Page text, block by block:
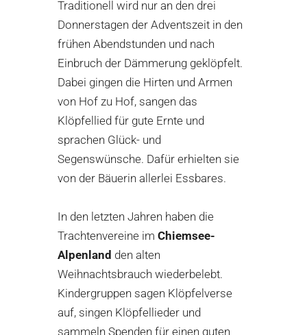
Traditionell wird nur an den drei
Donnerstagen der Adventszeit in den
frühen Abendstunden und nach
Einbruch der Dämmerung geklöpfelt.
Dabei gingen die Hirten und Armen
von Hof zu Hof, sangen das
Klöpfellied für gute Ernte und
sprachen Glück- und
Segenswünsche. Dafür erhielten sie
von der Bäuerin allerlei Essbares.
In den letzten Jahren haben die
Trachtenvereine im Chiemsee-
Alpenland den alten
Weihnachtsbrauch wiederbelebt.
Kindergruppen sagen Klöpfelverse
auf, singen Klöpfellieder und
sammeln Spenden für einen guten